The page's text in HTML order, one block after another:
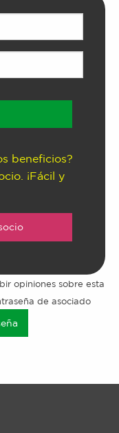
beneficios?
¡Fácil y
opiniones sobre esta
de asociado